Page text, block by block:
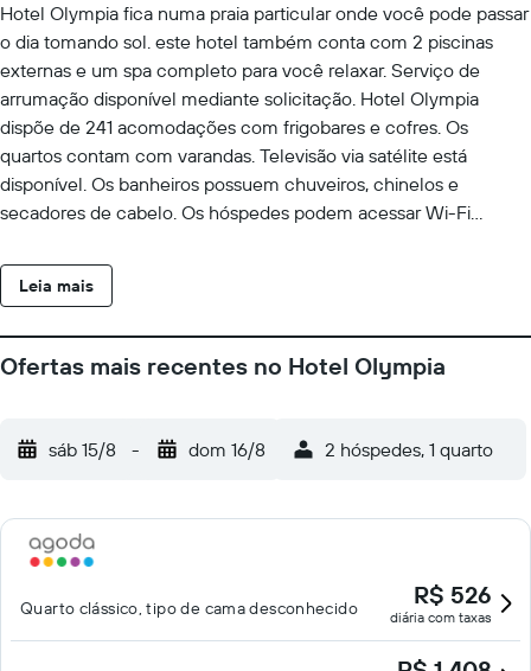
Hotel Olympia fica numa praia particular onde você pode passar
o dia tomando sol. este hotel também conta com 2 piscinas
externas e um spa completo para você relaxar. Serviço de
arrumação disponível mediante solicitação. Hotel Olympia
dispõe de 241 acomodações com frigobares e cofres. Os
quartos contam com varandas. Televisão via satélite está
disponível. Os banheiros possuem chuveiros, chinelos e
secadores de cabelo. Os hóspedes podem acessar Wi-Fi
Troca de toalhas e troca de roupas de cama podem ser
requisitados. O serviço de limpeza é fornecido diariamente. No
de temporada, outras instalações recreativas incluem quadras
de tênis externas, uma sauna seca, uma academia e piscina
disponíveis na propriedade ou perto dele, e poderá haver
Leia mais
Ofertas mais recentes no Hotel Olympia
sáb 15/8 - dom 16/8 2 hóspedes, 1 quarto
Quarto clássico, tipo de cama desconhecido R$ 526
diária com taxas